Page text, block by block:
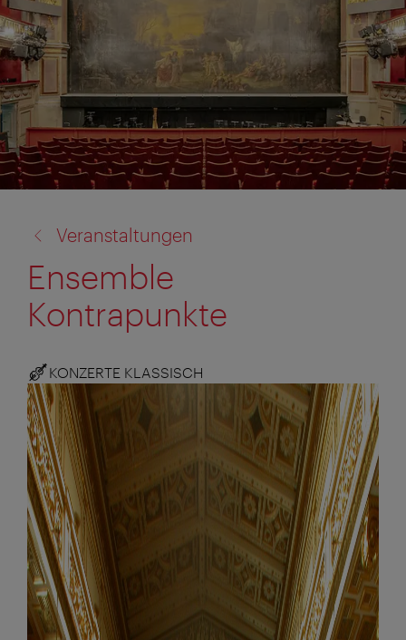
zu:
Veranstaltungen
Ensemble
Kontrapunkte
KONZERTE KLASSISCH